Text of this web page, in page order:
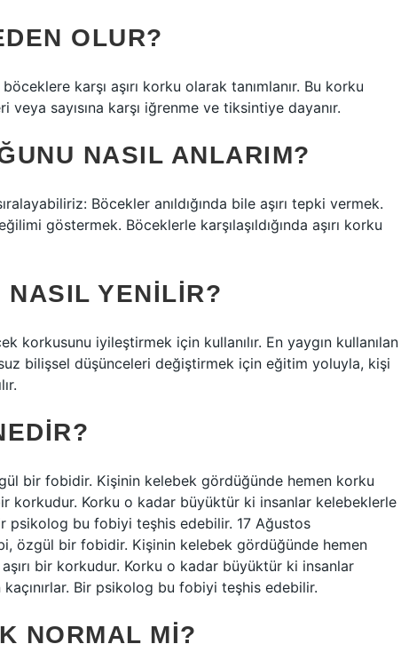
OLUR?
karşı aşırı korku olarak tanımlanır. Bu korku
sayısına karşı iğrenme ve tiksintiye dayanır.
NASIL ANLARIM?
Böcekler anıldığında bile aşırı tepki vermek.
göstermek. Böceklerle karşılaşıldığında aşırı korku
NASIL YENILIR?
korkusunu iyileştirmek için kullanılır. En yaygın kullanılan
bilişsel düşünceleri değiştirmek için eğitim yoluyla, kişi
bir fobidir. Kişinin kelebek gördüğünde hemen korku
korkudur. Korku o kadar büyüktür ki insanlar kelebeklerle
psikolog bu fobiyi teşhis edebilir. 17 Ağustos
özgül bir fobidir. Kişinin kelebek gördüğünde hemen
bir korkudur. Korku o kadar büyüktür ki insanlar
Bir psikolog bu fobiyi teşhis edebilir.
NORMAL MI?